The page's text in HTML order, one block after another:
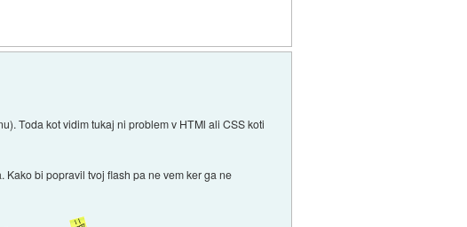
Toda kot vidim tukaj ni problem v HTMl ali CSS koti
bi popravil tvoj flash pa ne vem ker ga ne